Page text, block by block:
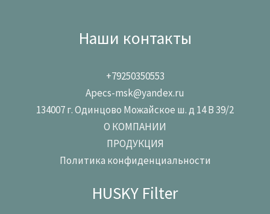
Наши контакты
+79250350553
Apecs-msk@yandex.ru
134007 г. Одинцово Можайское ш. д 14 В 39/2
О КОМПАНИИ
ПРОДУКЦИЯ
Политика конфиденциальности
HUSKY Filter